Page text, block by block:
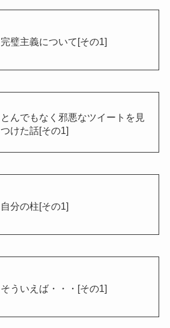
完璧主義について[その1]
とんでもなく邪悪なツイートを見
つけた話[その1]
自分の柱[その1]
そういえば・・・[その1]